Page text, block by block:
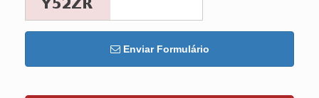
Enviar Formulário